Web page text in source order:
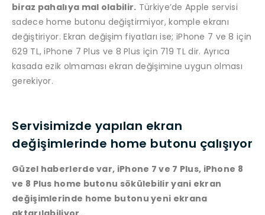
biraz pahalıya mal olabilir. Türkiye’de Apple servisi
sadece home butonu değiştirmiyor, komple ekranı
değiştiriyor. Ekran değişim fiyatları ise; iPhone 7 ve 8 için
629 TL, iPhone 7 Plus ve 8 Plus için 719 TL dir. Ayrıca
kasada ezik olmaması ekran değişimine uygun olması
gerekiyor.
Servisimizde yapılan ekran
değişimlerinde home butonu çalışıyor
Güzel haberlerde var, iPhone 7 ve 7 Plus, iPhone 8
ve 8 Plus home butonu sökülebilir yani ekran
değişimlerinde home butonu yeni ekrana